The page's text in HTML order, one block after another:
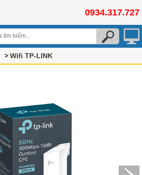
0934.317.727
Wifi TP-LINK